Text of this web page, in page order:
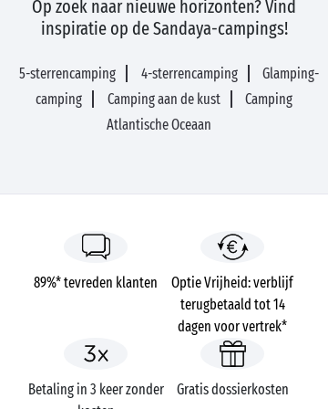
Op zoek naar nieuwe horizonten? Vind
inspiratie op de Sandaya-campings!
5-sterrencamping 4-sterrencamping
Glamping-
camping
Camping aan de kust
Camping
Atlantische Oceaan
89%* tevreden klanten
Optie Vrijheid: verblijf
terugbetaald tot 14
dagen voor vertrek*
Betaling in 3 keer zonder
Gratis dossierkosten